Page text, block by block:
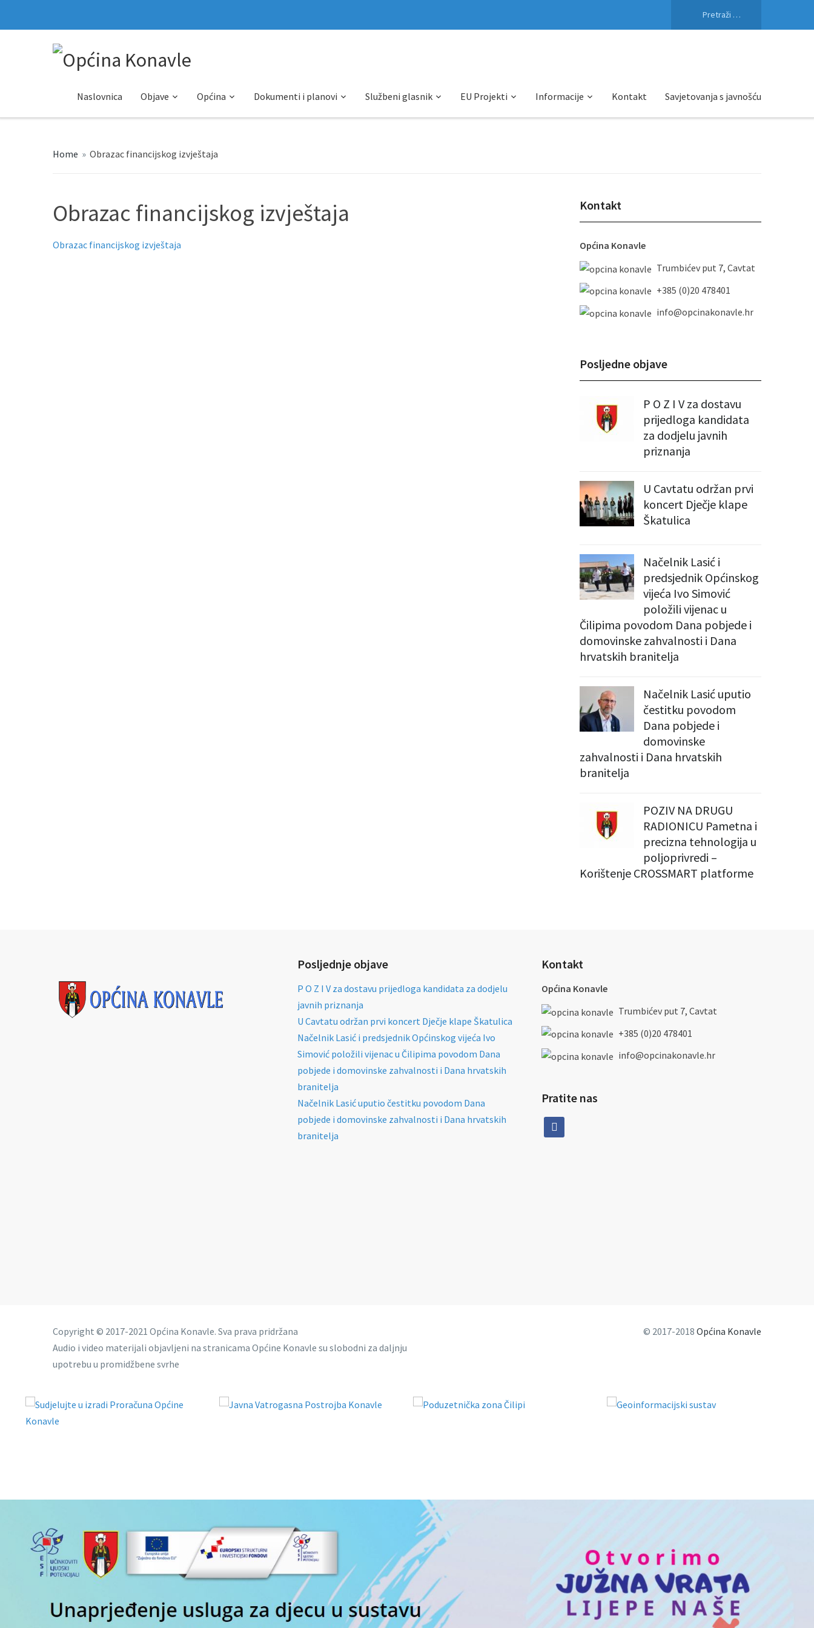
Naslovnica Objave Općina Dokumenti i planovi Službeni glasnik EU Projekti Informacije Kontakt Savjetovanja s javnošću
Home » Obrazac financijskog izvještaja
Obrazac financijskog izvještaja
Obrazac financijskog izvještaja
Kontakt
Općina Konavle
Trumbićev put 7, Cavtat
+385 (0)20 478401
info@opcinakonavle.hr
Posljedne objave
P O Z I V za dostavu
prijedloga kandidata
za dodjelu javnih
priznanja
U Cavtatu održan prvi
koncert Dječje klape
Škatulica
Načelnik Lasić i
predsjednik Općinskog
vijeća Ivo Simović
položili vijenac u
Čilipima povodom Dana pobjede i
domovinske zahvalnosti i Dana
hrvatskih branitelja
Načelnik Lasić uputio
čestitku povodom
Dana pobjede i
domovinske
zahvalnosti i Dana hrvatskih
branitelja
POZIV NA DRUGU
RADIONICU Pametna i
precizna tehnologija u
poljoprivredi –
Korištenje CROSSMART platforme
Posljednje objave
P O Z I V za dostavu prijedloga kandidata za dodjelu
javnih priznanja
U Cavtatu održan prvi koncert Dječje klape Škatulica
Načelnik Lasić i predsjednik Općinskog vijeća Ivo
Simović položili vijenac u Čilipima povodom Dana
pobjede i domovinske zahvalnosti i Dana hrvatskih
branitelja
Načelnik Lasić uputio čestitku povodom Dana
pobjede i domovinske zahvalnosti i Dana hrvatskih
branitelja
Kontakt
Općina Konavle
Trumbićev put 7, Cavtat
+385 (0)20 478401
info@opcinakonavle.hr
Pratite nas
facebook
Copyright © 2017-2021 Općina Konavle. Sva prava pridržana
Audio i video materijali objavljeni na stranicama Općine Konavle su slobodni za daljnju
upotrebu u promidžbene svrhe
© 2017-2018 Općina Konavle